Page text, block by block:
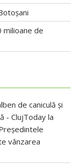
de
de caniculă și
- ClujToday la
vânzarea